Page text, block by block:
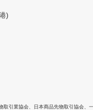
)
取引業協会 日本商品先物取引協会